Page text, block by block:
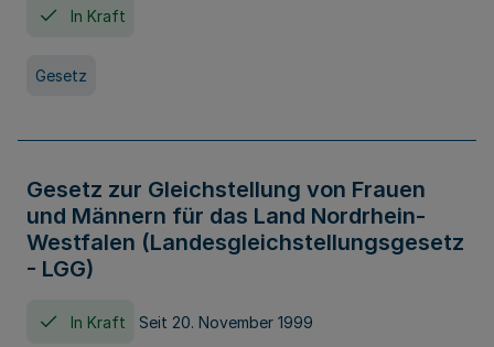
In Kraft
Gesetz
Gesetz zur Gleichstellung von Frauen
und Männern für das Land Nordrhein-
Westfalen (Landesgleichstellungsgesetz
- LGG)
In Kraft Seit 20. November 1999